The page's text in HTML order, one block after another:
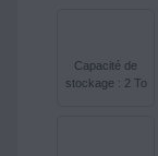
Capacité de
stockage : 2 To